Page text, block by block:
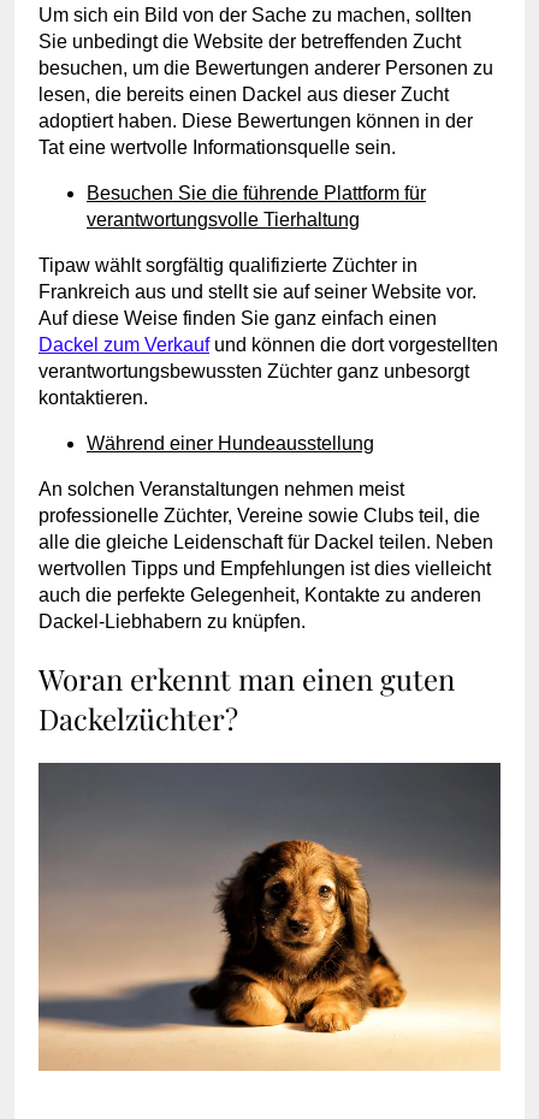
Um sich ein Bild von der Sache zu machen, sollten
Sie unbedingt die Website der betreffenden Zucht
besuchen, um die Bewertungen anderer Personen zu
lesen, die bereits einen Dackel aus dieser Zucht
adoptiert haben. Diese Bewertungen können in der
Tat eine wertvolle Informationsquelle sein.
Besuchen Sie die führende Plattform für
verantwortungsvolle Tierhaltung
Tipaw wählt sorgfältig qualifizierte Züchter in
Frankreich aus und stellt sie auf seiner Website vor.
Auf diese Weise finden Sie ganz einfach einen
Dackel zum Verkaufund können die dort vorgestellten
verantwortungsbewussten Züchter ganz unbesorgt
kontaktieren.
Während einer Hundeausstellung
An solchen Veranstaltungen nehmen meist
professionelle Züchter, Vereine sowie Clubs teil, die
alle die gleiche Leidenschaft für Dackel teilen. Neben
wertvollen Tipps und Empfehlungen ist dies vielleicht
auch die perfekte Gelegenheit, Kontakte zu anderen
Dackel-Liebhabern zu knüpfen.
Woran erkennt man einen guten
Dackelzüchter?